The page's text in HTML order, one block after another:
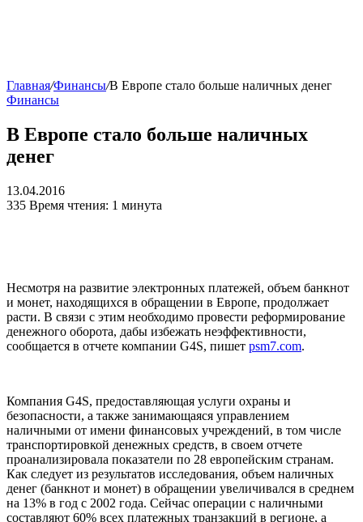
Главная/Финансы/В Европе стало больше наличных денег
Финансы
В Европе стало больше наличных
денег
13.04.2016
335 Время чтения: 1 минута
Несмотря на развитие электронных платежей, объем банкнот
и монет, находящихся в обращении в Европе, продолжает
расти. В связи с этим необходимо провести реформирование
денежного оборота, дабы избежать неэффективности,
сообщается в отчете компании G4S, пишет psm7.com.
Компания G4S, предоставляющая услуги охраны и
безопасности, а также занимающаяся управлением
наличными от имени финансовых учреждений, в том числе
транспортировкой денежных средств, в своем отчете
проанализировала показатели по 28 европейским странам.
Как следует из результатов исследования, объем наличных
денег (банкнот и монет) в обращении увеличивался в среднем
на 13% в год с 2002 года. Сейчас операции с наличными
составляют 60% всех платежных транзакций в регионе, а